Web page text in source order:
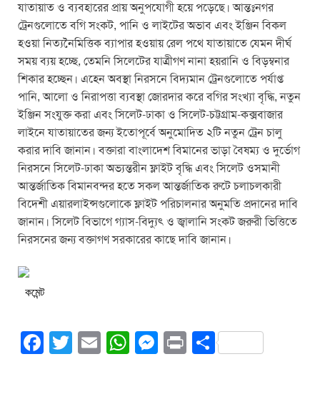
যাতায়াত ও ব্যবহারের প্রায় অনুপযোগী হয়ে পড়েছে। আন্তঃনগর
ট্রেনগুলোতে বগি সংকট, পানি ও লাইটের অভাব এবং ইঞ্জিন বিকল
হওয়া নিত্যনৈমিত্তিক ব্যাপার হওয়ায় রেল পথে যাতায়াতে যেমন দীর্ঘ
সময় ব্যয় হচ্ছে, তেমনি সিলেটের যাত্রীগণ নানা হয়রানি ও বিড়ম্বনার
শিকার হচ্ছেন। এহেন অবস্থা নিরসনে বিদ্যমান ট্রেনগুলোতে পর্যাপ্ত
পানি, আলো ও নিরাপত্তা ব্যবস্থা জোরদার করে বগির সংখ্যা বৃদ্ধি, নতুন
ইঞ্জিন সংযুক্ত করা এবং সিলেট-ঢাকা ও সিলেট-চট্টগ্রাম-কক্সবাজার
লাইনে যাতায়াতের জন্য ইতোপূর্বে অনুমোদিত ২টি নতুন ট্রেন চালু
করার দাবি জানান। বক্তারা বাংলাদেশ বিমানের ভাড়া বৈষম্য ও দুর্ভোগ
নিরসনে সিলেট-ঢাকা অভ্যন্তরীন ফ্লাইট বৃদ্ধি এবং সিলেট ওসমানী
আন্তর্জাতিক বিমানবন্দর হতে সকল আন্তর্জাতিক রুটে চলাচলকারী
বিদেশী এয়ারলাইন্সগুলোকে ফ্লাইট পরিচালনার অনুমতি প্রদানের দাবি
জানান। সিলেট বিভাগে গ্যাস-বিদ্যুৎ ও জ্বালানি সংকট জরুরী ভিত্তিতে
নিরসনের জন্য বক্তাগণ সরকারের কাছে দাবি জানান।
কমেন্ট
F
T
E
W M Pr S